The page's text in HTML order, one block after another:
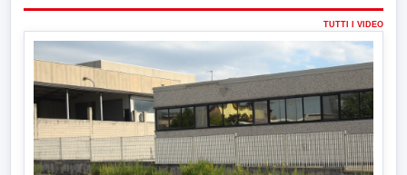
TUTTI I VIDEO